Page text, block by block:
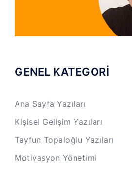
GENEL KATEGORİ
Ana Sayfa Yazıları
Kişisel Gelişim Yazıları
Tayfun Topaloğlu Yazıları
Motivasyon Yönetimi